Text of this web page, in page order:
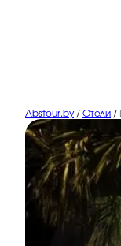
Abstour.by / Отели /